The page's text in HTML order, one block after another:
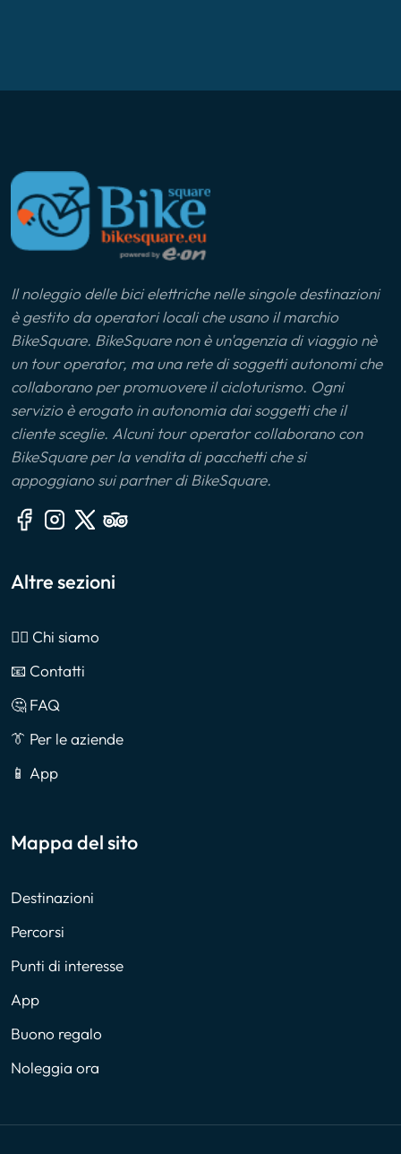
Il noleggio delle bici elettriche nelle singole destinazioni
è gestito da operatori locali che usano il marchio
BikeSquare. BikeSquare non è un'agenzia di viaggio nè
un tour operator, ma una rete di soggetti autonomi che
collaborano per promuovere il cicloturismo. Ogni
servizio è erogato in autonomia dai soggetti che il
cliente sceglie. Alcuni tour operator collaborano con
BikeSquare per la vendita di pacchetti che si
appoggiano sui partner di BikeSquare.
Altre sezioni
🙎‍♂️ Chi siamo
📧 Contatti
🤔 FAQ
👔 Per le aziende
📱 App
Mappa del sito
Destinazioni
Percorsi
Punti di interesse
App
Buono regalo
Noleggia ora